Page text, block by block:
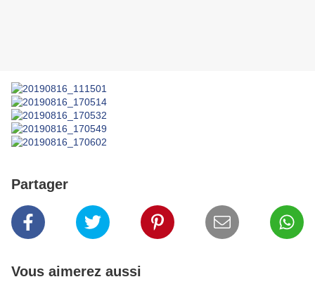
Partager
Vous aimerez aussi